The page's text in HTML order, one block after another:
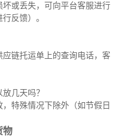
或丢失，可向平台客服进行
反馈）。
链托运单上的查询电话，客
几天吗？
特殊情况下除外（如节假日
物